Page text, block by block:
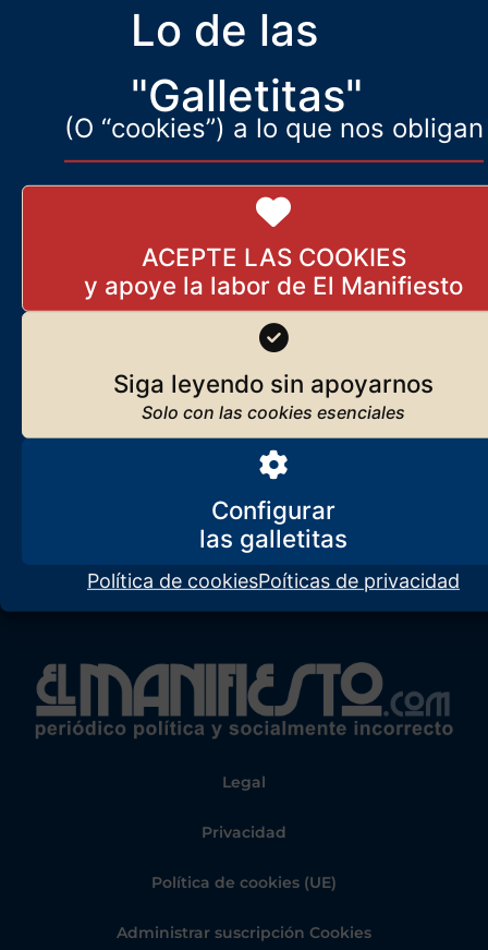
Lo de las
"Galletitas"
(O “cookies”) a lo que nos obligan
ACEPTE LAS COOKIES
Siga leyendo sin apoyarnos
Configurar
Política de cookiesPoíticas de privacidad
Al entrar en la UE, un país de poderosísima producción industrial y
agraria se convirtió en el país de servicios, sol y turismo que
Legal
Privacidad
Política de cookies (UE)
Administrar suscripción Cookies